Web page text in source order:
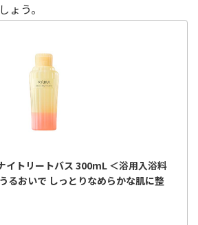
ょう。
イトリートバス 300mL ＜浴用入浴料
るおいで しっとりなめらかな肌に整